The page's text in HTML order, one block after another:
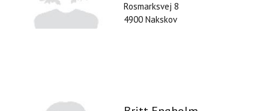
Rosmarksvej 8
4900 Nakskov